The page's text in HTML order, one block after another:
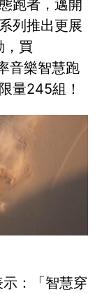
跑者，邁開
列推出更展
，買
音樂智慧跑
量245組！
：「智慧穿